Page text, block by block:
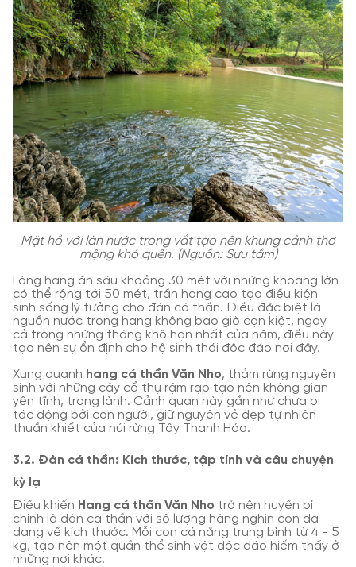
Mặt hồ với làn nước trong vắt tạo nên khung cảnh thơ
mộng khó quên. (Nguồn: Sưu tầm)
Lòng hang ăn sâu khoảng 30 mét với những khoang lớn
có thể rộng tới 50 mét, trần hang cao tạo điều kiện
sinh sống lý tưởng cho đàn cá thần. Điều đặc biệt là
nguồn nước trong hang không bao giờ cạn kiệt, ngay
cả trong những tháng khô hạn nhất của năm, điều này
tạo nên sự ổn định cho hệ sinh thái độc đáo nơi đây.
Xung quanh hang cá thần Văn Nho, thảm rừng nguyên
sinh với những cây cổ thụ rậm rạp tạo nên không gian
yên tĩnh, trong lành. Cảnh quan này gần như chưa bị
tác động bởi con người, giữ nguyên vẻ đẹp tự nhiên
thuần khiết của núi rừng Tây Thanh Hóa.
3.2. Đàn cá thần: Kích thước, tập tính và câu chuyện
kỳ lạ
Điều khiến Hang cá thần Văn Nho trở nên huyền bí
chính là đàn cá thần với số lượng hàng nghìn con đa
dạng về kích thước. Mỗi con cá nặng trung bình từ 4 - 5
kg, tạo nên một quần thể sinh vật độc đáo hiếm thấy ở
những nơi khác.